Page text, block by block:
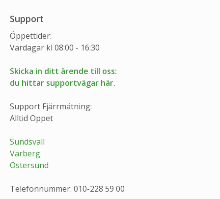
Support
Öppettider:
Vardagar kl 08:00 - 16:30
Skicka in ditt ärende till oss:
du hittar supportvägar här.
Support Fjärrmätning:
Alltid Öppet
Sundsvall
Varberg
Östersund
Telefonnummer: 010-228 59 00